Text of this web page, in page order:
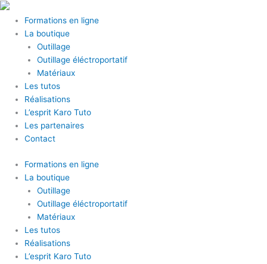
Aller
contenu
Formations en ligne
La boutique
Outillage
Outillage éléctroportatif
Matériaux
Les tutos
Réalisations
L’esprit Karo Tuto
Les partenaires
Contact
Formations en ligne
La boutique
Outillage
Outillage éléctroportatif
Matériaux
Les tutos
Réalisations
L’esprit Karo Tuto